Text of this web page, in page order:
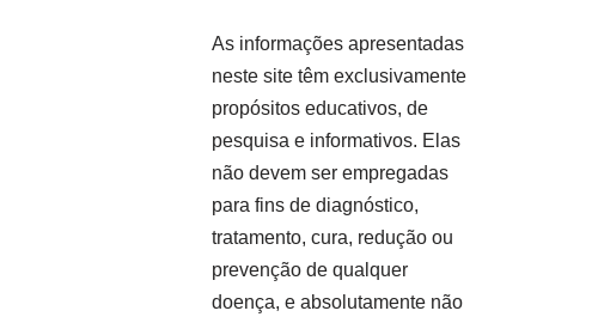
As informações apresentadas
neste site têm exclusivamente
propósitos educativos, de
pesquisa e informativos. Elas
não devem ser empregadas
para fins de diagnóstico,
tratamento, cura, redução ou
prevenção de qualquer
doença, e absolutamente não